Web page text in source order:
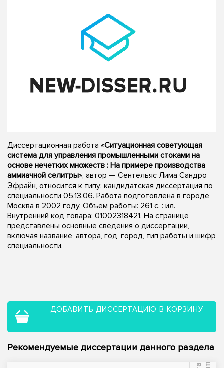
Диссертационная работа «Ситуационная советующая
система для управления промышленными стоками на
основе нечетких множеств : На примере производства
аммиачной селитры», автор — Сентельяс Лима Сандро
Эфрайн, относится к типу: кандидатская диссертация по
специальности 05.13.06. Работа подготовлена в городе
Москва в 2002 году. Объем работы: 261 с. : ил.
Внутренний код товара: 01002318421. На странице
представлены основные сведения о диссертации,
включая название, автора, год, город, тип работы и шифр
специальности.
ДОБАВИТЬ ДИССЕРТАЦИЮ В КОРЗИНУ
Рекомендуемые диссертации данного раздела